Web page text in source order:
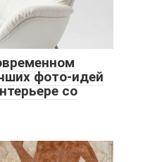
фото-идей
со